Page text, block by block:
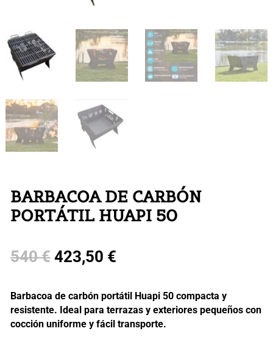
BARBACOA DE CARBÓN
PORTÁTIL HUAPI 50
540€ El
original
423,50 €El
actual
Barbacoa de carbón portátil Huapi 50 compacta y
resistente. Ideal para terrazas y exteriores pequeños con
cocción uniforme y fácil transporte.